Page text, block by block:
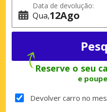
Data de devolução:
Qua 12Ago
Reserve o seu
e
Devolver carro no